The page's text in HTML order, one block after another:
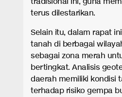
terus dilestarikan.
Selain itu, dalam rapat
tanah di berbagai
sebagai zona merah
bertingkat. Analisis
daerah memiliki kondisi
terhadap risiko gempa